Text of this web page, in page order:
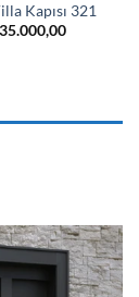
Kapısı 321
Şu